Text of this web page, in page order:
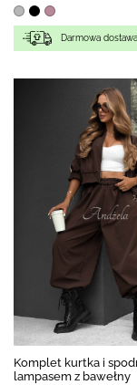
Darmowa dostawa
Komplet kurtka i
lampasem z bawełny